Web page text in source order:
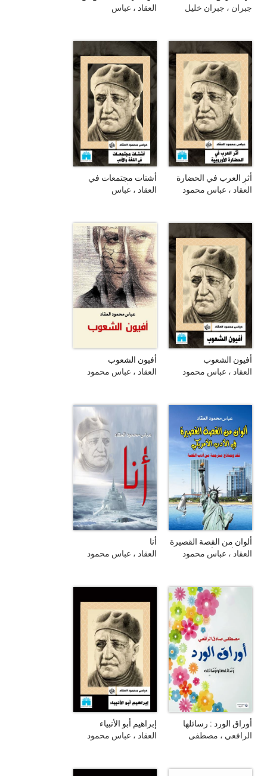
جبران ، جبران خليل
علي
العقاد ، عباس
أثر العرب في الحضارة
الأوروبية
العقاد ، عباس محمود
أشتات مجتمعات في
اللغة والأدب
العقاد ، عباس
أفيون الشعوب
العقاد ، عباس محمود
أفيون الشعوب
العقاد ، عباس محمود
ألوان من القصة القصيرة
في الأدب الأمريكي : نقد
العقاد ، عباس محمود
أنا
العقاد ، عباس محمود
أوراق الورد : رسائلها
ورسائله
الرافعي ، مصطفى
إبراهيم أبو الأنبياء
العقاد ، عباس محمود